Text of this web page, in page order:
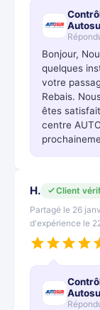
Bonjour,
quelques
votre
Rebais.
êtes
centre
H.
Client
Partagé le 26
d'expérience le